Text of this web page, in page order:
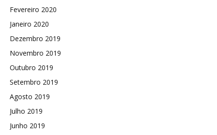
Fevereiro 2020
Janeiro 2020
Dezembro 2019
Novembro 2019
Outubro 2019
Setembro 2019
Agosto 2019
Julho 2019
Junho 2019